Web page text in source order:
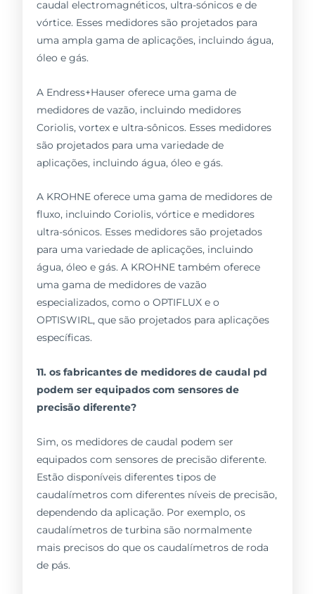
caudal electromagnéticos, ultra-sónicos e de
vórtice. Esses medidores são projetados para
uma ampla gama de aplicações, incluindo água,
óleo e gás.
A Endress+Hauser oferece uma gama de
medidores de vazão, incluindo medidores
Coriolis, vortex e ultra-sônicos. Esses medidores
são projetados para uma variedade de
aplicações, incluindo água, óleo e gás.
A KROHNE oferece uma gama de medidores de
fluxo, incluindo Coriolis, vórtice e medidores
ultra-sónicos. Esses medidores são projetados
para uma variedade de aplicações, incluindo
água, óleo e gás. A KROHNE também oferece
uma gama de medidores de vazão
especializados, como o OPTIFLUX e o
OPTISWIRL, que são projetados para aplicações
específicas.
11. os fabricantes de medidores de caudal pd
podem ser equipados com sensores de
precisão diferente?
Sim, os medidores de caudal podem ser
equipados com sensores de precisão diferente.
Estão disponíveis diferentes tipos de
caudalímetros com diferentes níveis de precisão,
dependendo da aplicação. Por exemplo, os
caudalímetros de turbina são normalmente
mais precisos do que os caudalímetros de roda
de pás.